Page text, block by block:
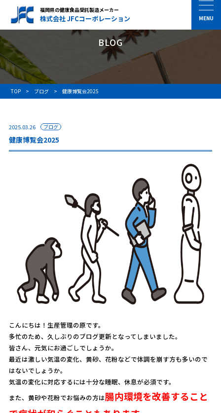
福岡県の健康食品受託製造メーカー
株式会社 JFCコーポレーション
BLOG
TOP ブログ 健康博覧会2025
2025.03.26 ブログ
健康博覧会2025
こんにちは！生産管理の原です。
多忙のため、久しぶりのブログ更新となってしまいました。
皆さん、元気にお過ごしでしょうか。
最近は激しい気温の変化、黄砂、花粉などで体調を崩す方も多いので
はないでしょうか。
気温の変化に対応するには十分な睡眠、休息が必須です。
また、黄砂や花粉でお悩みの方は腸内環境を改善すること